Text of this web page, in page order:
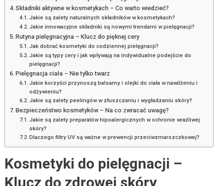
Składniki aktywne w kosmetykach – Co warto wiedzieć?
Jakie są zalety naturalnych składników w kosmetykach?
Jakie innowacyjne składniki są nowymi trendami w pielęgnacji?
Rutyna pielęgnacyjna – Klucz do pięknej cery
Jak dobrać kosmetyki do codziennej pielęgnacji?
Jakie są typy cery i jak wpływają na indywidualne podejście do
pielęgnacji?
Pielęgnacja ciała – Nie tylko twarz
Jakie korzyści przynoszą balsamy i olejki do ciała w nawilżeniu i
odżywieniu?
Jakie są zalety peelingów w złuszczaniu i wygładzaniu skóry?
Bezpieczeństwo kosmetyków – Na co zwracać uwagę?
Jakie są zalety preparatów hipoalergicznych w ochronie wrażliwej
skóry?
Dlaczego filtry UV są ważne w prewencji przeciwzmarszczkowej?
Kosmetyki do pielęgnacji –
Klucz do zdrowej skóry